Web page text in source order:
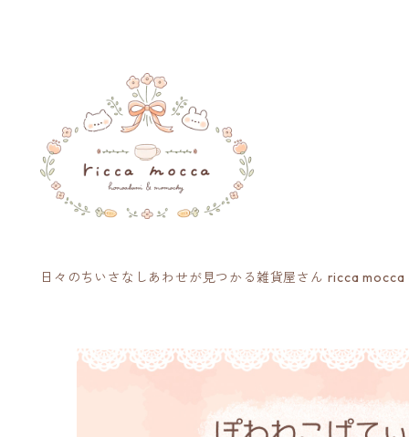
日々のちいさなしあわせが見つかる雑貨屋さん ricca